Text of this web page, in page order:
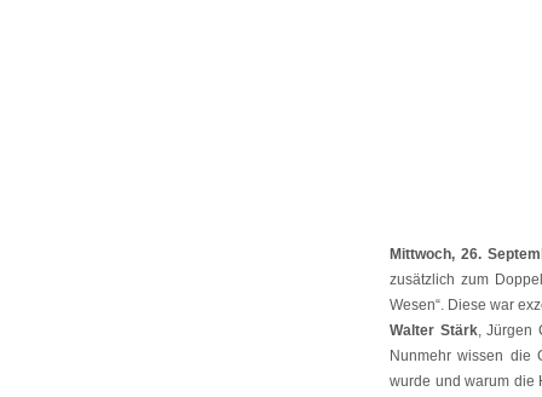
Mittwoch, 26.
zusätzlich zum
Wesen“. Diese war
Walter Stärk, Jürgen
Nunmehr wissen die
wurde und warum die